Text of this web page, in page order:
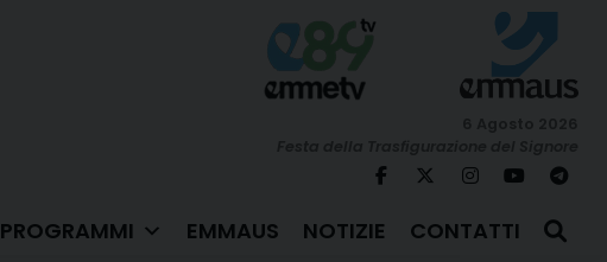
PROGRAMMI EMMAUS NOTIZIE CONTATTI